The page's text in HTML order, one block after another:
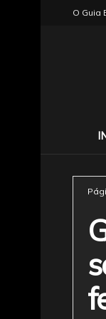
O Guia